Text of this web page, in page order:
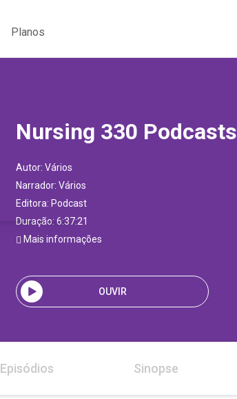
Planos
Nursing 330 Podcasts
Autor: Vários
Narrador: Vários
Editora: Podcast
Duração: 6:37:21
Mais informações
OUVIR
Episódios Sinopse